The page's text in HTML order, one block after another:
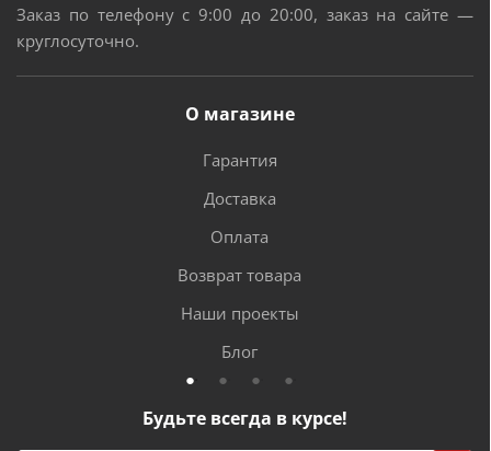
Заказ по телефону с 9:00 до 20:00, заказ на сайте —
круглосуточно.
О магазине
Гарантия
Доставка
Оплата
Возврат товара
Наши проекты
Блог
Будьте всегда в курсе!